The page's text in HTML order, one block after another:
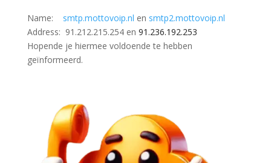
Name: smtp.mottovoip.nl en smtp2.mottovoip.nl
Address: 91.212.215.254 en 91.236.192.253
Hopende je hiermee voldoende te hebben
geïnformeerd.